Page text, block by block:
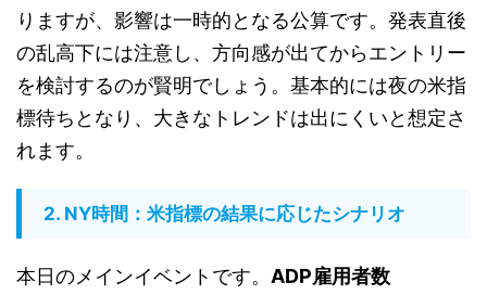
りますが、影響は一時的となる公算です。発表直後
の乱高下には注意し、方向感が出てからエントリー
を検討するのが賢明でしょう。基本的には夜の米指
標待ちとなり、大きなトレンドは出にくいと想定さ
れます。
2. NY時間：米指標の結果に応じたシナリオ
本日のメインイベントです。 ADP雇用者数